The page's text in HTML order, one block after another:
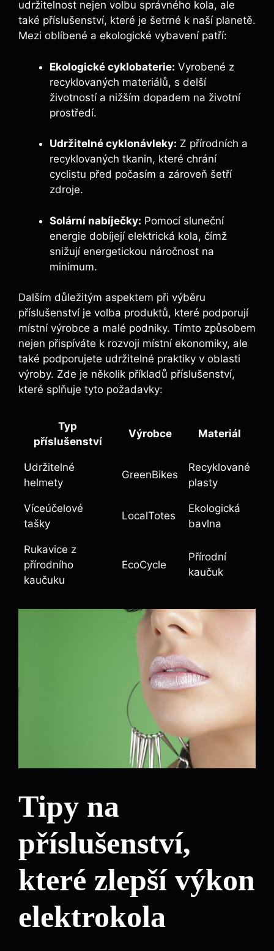
udržitelnost nejen volbu správného kola, ale
také příslušenství, které je šetrné k naší planetě.
Mezi oblíbené a ekologické vybavení patří:
Ekologické cyklobaterie: Vyrobené z
recyklovaných materiálů, s delší
životností a nižším dopadem na životní
prostředí.
Udržitelné cyklonávleky: Z přírodních a
recyklovaných tkanin, které chrání
cyclistu před počasím a zároveň šetří
zdroje.
Solární nabíječky: Pomocí sluneční
energie dobíjejí elektrická kola, čímž
snižují energetickou náročnost na
minimum.
Dalším důležitým aspektem při výběru
příslušenství je volba produktů, které podporují
místní výrobce a malé podniky. Tímto způsobem
nejen přispíváte k rozvoji místní ekonomiky, ale
také podporujete udržitelné praktiky v oblasti
výroby. Zde je několik příkladů příslušenství,
které splňuje tyto požadavky:
Typ
příslušenství
Výrobce Materiál
Udržitelné
helmety
GreenBikes
Recyklované
plasty
Víceúčelové
tašky
LocalTotes
Ekologická
bavlna
Rukavice z
přírodního
kaučuku
EcoCycle
Přírodní
kaučuk
Tipy na
příslušenství,
které zlepší výkon
elektrokola